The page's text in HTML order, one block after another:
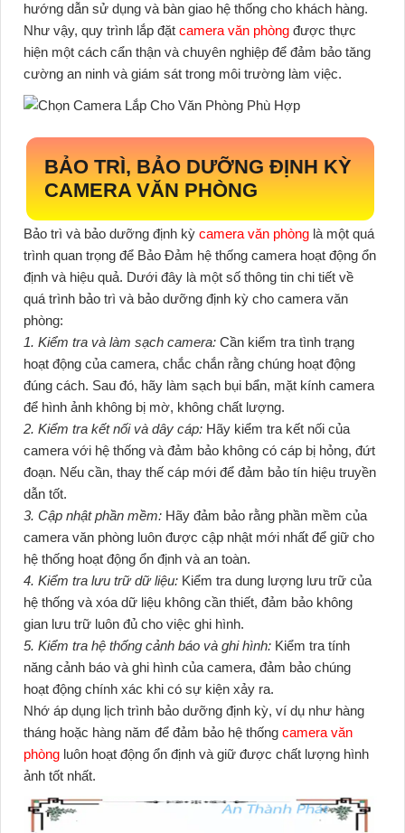
hướng dẫn sử dụng và bàn giao hệ thống cho khách hàng.
Như vậy, quy trình lắp đặt camera văn phòng được thực
hiện một cách cẩn thận và chuyên nghiệp để đảm bảo tăng
cường an ninh và giám sát trong môi trường làm việc.
BẢO TRÌ, BẢO DƯỠNG ĐỊNH KỲ
CAMERA VĂN PHÒNG
Bảo trì và bảo dưỡng định kỳ camera văn phòng là một quá
trình quan trọng để Bảo Đảm hệ thống camera hoạt động ổn
định và hiệu quả. Dưới đây là một số thông tin chi tiết về
quá trình bảo trì và bảo dưỡng định kỳ cho camera văn
phòng:
1. Kiểm tra và làm sạch camera: Cần kiểm tra tình trạng
hoạt động của camera, chắc chắn rằng chúng hoạt động
đúng cách. Sau đó, hãy làm sạch bụi bẩn, mặt kính camera
để hình ảnh không bị mờ, không chất lượng.
2. Kiểm tra kết nối và dây cáp: Hãy kiểm tra kết nối của
camera với hệ thống và đảm bảo không có cáp bị hỏng, đứt
đoạn. Nếu cần, thay thế cáp mới để đảm bảo tín hiệu truyền
dẫn tốt.
3. Cập nhật phần mềm: Hãy đảm bảo rằng phần mềm của
camera văn phòng luôn được cập nhật mới nhất để giữ cho
hệ thống hoạt động ổn định và an toàn.
4. Kiểm tra lưu trữ dữ liệu: Kiểm tra dung lượng lưu trữ của
hệ thống và xóa dữ liệu không cần thiết, đảm bảo không
gian lưu trữ luôn đủ cho việc ghi hình.
5. Kiểm tra hệ thống cảnh báo và ghi hình: Kiểm tra tính
năng cảnh báo và ghi hình của camera, đảm bảo chúng
hoạt động chính xác khi có sự kiện xảy ra.
Nhớ áp dụng lịch trình bảo dưỡng định kỳ, ví dụ như hàng
tháng hoặc hàng năm để đảm bảo hệ thống camera văn
phòng luôn hoạt động ổn định và giữ được chất lượng hình
ảnh tốt nhất.